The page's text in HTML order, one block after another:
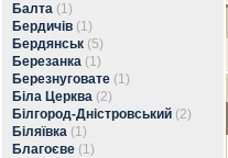
Балта (1)
Бердичів (1)
Бердянськ (5)
Березанка (1)
Березнуговате (1)
Біла Церква (2)
Білгород-Дністровський (2)
Біляївка (1)
Благоєве (1)